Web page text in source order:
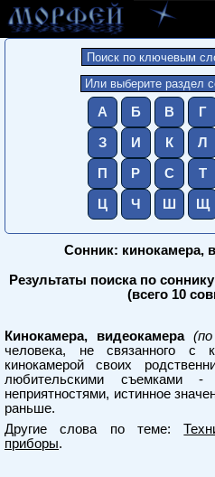
А Б В Г
З И К Л
П Р С Т
Ц Ч Ш Щ
Сонник: кинокамера,
Результаты поиска по
(всего 10
Кинокамера, видеокамера
человека, не связанного с
кинокамерой своих
любительскими съемками
неприятностями, истинное
раньше.
Другие слова по теме:
приборы.